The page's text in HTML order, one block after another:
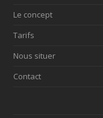
Le concept
Tarifs
Nous situer
Contact